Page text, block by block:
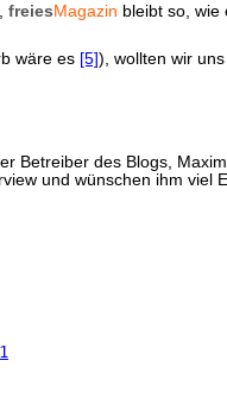
freies Magazin bleibt so, wie
wäre es [5]), wollten wir
Betreiber des Blogs,
und wünschen ihm viel